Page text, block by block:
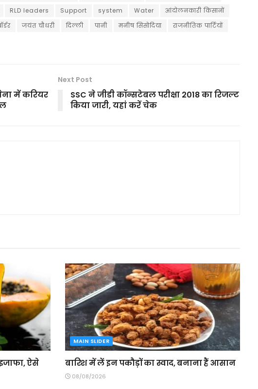
RLD leaders Support system Water
आंदोलनकारी किसानों
जयंत चौधरी दिल्ली पानी मनीष सिसोदिया
राजनीतिक पार्टियों
में करियर
Next Post
SSC ने जीडी कॉन्सटेबल परीक्षा 2018 का रिजल्ट
किया जारी, यहां करें चेक
ऐसे
MAIN SLIDER
बारिश में लें इन पकौड़ों का स्वाद, बनाना हैं आसान
08/08/2026